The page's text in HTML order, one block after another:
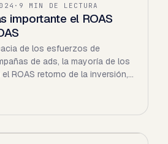
· 9 MIN DE LECTURA
importante el ROAS
de los esfuerzos de
de ads, la mayoría de los
ROAS retorno de la inversión,